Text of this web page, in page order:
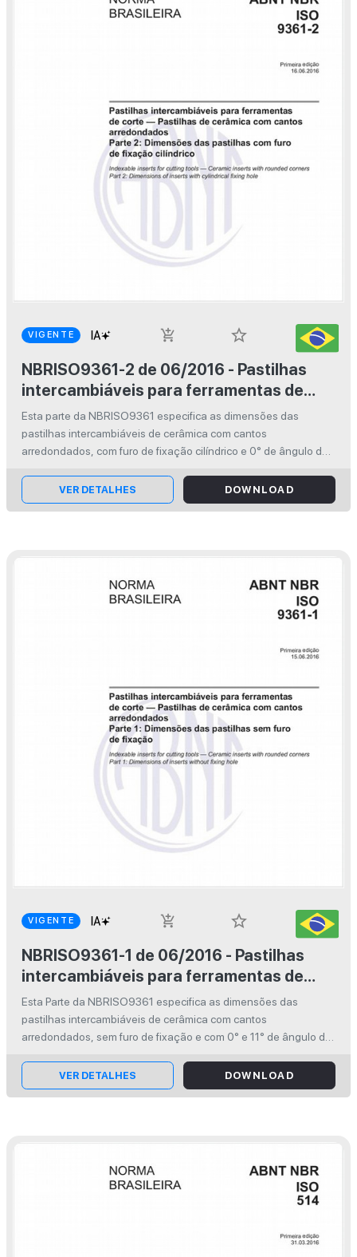
VIGENTE add_shopping_cart
star_border
NBRISO9361-2 de 06/2016 - Pastilhas
intercambiáveis para ferramentas de
corte - Pastilhas de cerâmica com cantos
arredondados - Parte 2: Dimensões das
pastilhas com furo de fixação cilíndrico
Esta parte da NBRISO9361 especifica as dimensões das
pastilhas intercambiáveis de cerâmica com cantos
arredondados, com furo de fixação cilíndrico e 0° de ângulo de
fixação por aperto pelo topo ...
VER DETALHES DOWNLOAD
VIGENTE add_shopping_cart
star_border
NBRISO9361-1 de 06/2016 - Pastilhas
intercambiáveis para ferramentas de
corte - Pastilhas de cerâmica com cantos
arredondados - Parte 1: Dimensões das
pastilhas sem furo de fixação
Esta Parte da NBRISO9361 especifica as dimensões das
pastilhas intercambiáveis de cerâmica com cantos
arredondados, sem furo de fixação e com 0° e 11° de ângulo de
fixação por aperto pelo topo e...
VER DETALHES DOWNLOAD